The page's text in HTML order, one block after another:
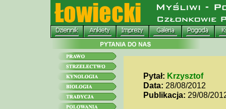
Pytał: Krzysztof
Data: 28/08/2012
Publikacja: 29/08/